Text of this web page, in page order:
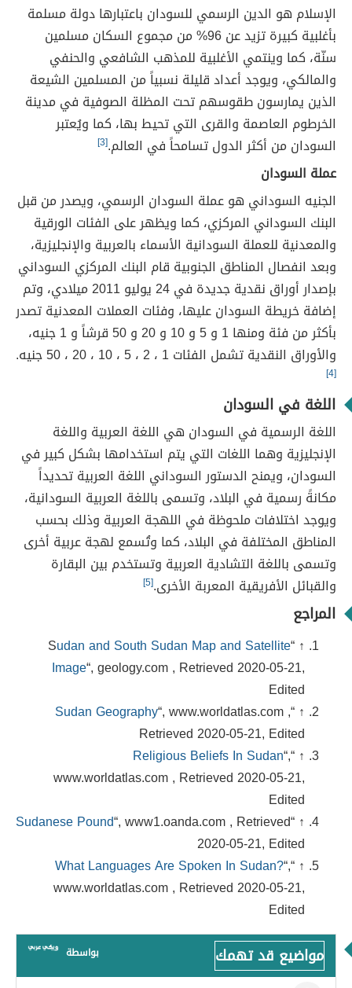
الإسلام هو الدين الرسمي للسودان باعتبارها دولة مسلمة
بأغلبية كبيرة تزيد عن 96% من مجموع السكان مسلمين
سنّة، كما وينتمي الأغلبية للمذهب الشافعي والحنفي
والمالكي، ويوجد أعداد قليلة نسبياً من المسلمين الشيعة
الذين يمارسون طقوسهم تحت المظلة الصوفية في مدينة
الخرطوم العاصمة والقرى التي تحيط بها، كما ويُعتبر
السودان من أكثر الدول تسامحاً في العالم.[3]
عملة السودان
الجنيه السوداني هو عملة السودان الرسمي، ويصدر من قبل
البنك السوداني المركزي، كما ويظهر على الفئات الورقية
والمعدنية للعملة السودانية الأسماء بالعربية والإنجليزية،
وبعد انفصال المناطق الجنوبية قام البنك المركزي السوداني
بإصدار أوراق نقدية جديدة في 24 يوليو 2011 ميلادي، وتم
إضافة خريطة السودان عليها، وفئات العملات المعدنية تصدر
بأكثر من فئة ومنها 1 و 5 و 10 و 20 و 50 قرشاً و 1 جنيه،
والأوراق النقدية تشمل الفئات 1 ، 2 ، 5 ، 10 ، 20 ، 50 جنيه.
[4]
اللغة في السودان
اللغة الرسمية في السودان هي اللغة العربية واللغة
الإنجليزية وهما اللغات التي يتم استخدامها بشكل كبير في
السودان، ويمنح الدستور السوداني اللغة العربية تحديداً
مكانةً رسمية في البلاد، وتسمى باللغة العربية السودانية،
ويوجد اختلافات ملحوظة في اللهجة العربية وذلك بحسب
المناطق المختلفة في البلاد، كما وتُسمع لهجة عربية أخرى
وتسمى باللغة التشادية العربية وتستخدم بين البقارة
والقبائل الأفريقية المعربة الأخرى.[5]
المراجع
↑ “S
udan and South Sudan Map and Satellite
Image“, geology.com , Retrieved 2020-05-21,
Edited
↑ “
Sudan Geography“, www.worldatlas.com ,
Retrieved 2020-05-21, Edited
↑ “
Religious Beliefs In Sudan“,
www.worldatlas.com , Retrieved 2020-05-21,
Edited
↑ “
Sudanese Pound“, www1.oanda.com , Retrieved
2020-05-21, Edited
↑ “
What Languages Are Spoken In Sudan?“,
www.worldatlas.com , Retrieved 2020-05-21,
Edited
مواضيع قد تهمك بواسطة